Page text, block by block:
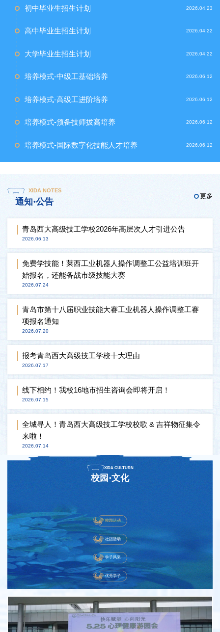
初中毕业生招生计划 2026.04.23
高中毕业生招生计划 2026.04.22
大学毕业生招生计划 2026.04.22
培养模式-中级工基础培养 2026.06.12
培养模式-高级工进阶培养 2026.06.12
培养模式-预备技师拔高培养 2026.06.12
培养模式-国际数字化技能人才培养 2026.06.12
XIDA NOTES
通知·公告
更多
青岛西大高级技工学校2026年高层次人才引进公告
2026.06.13
免费学技能！莱西工业机器人操作调整工公益培训班开
始报名，还能备战市级技能大赛
2026.07.24
青岛市第十八届职业技能大赛工业机器人操作调整工赛
项报名通知
2026.07.20
报考青岛西大高级技工学校十大理由
2026.07.17
线下相约！我校16地市招生咨询会即将开启！
2026.07.15
全城寻人！青岛西大高级技工学校校歌 & 吉祥物征集令
来啦！
2026.07.14
XIDA CULTURN
校园·文化
校园活动
社团活动
学子风采
优秀学子